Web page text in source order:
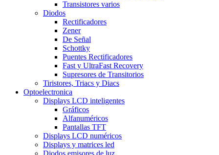
Transistores varios
Diodos
Rectificadores
Zener
De Señal
Schottky
Puentes Rectificadores
Fast y UltraFast Recovery
Supresores de Transitorios
Tiristores, Triacs y Diacs
Optoelectronica
Displays LCD inteligentes
Gráficos
Alfanuméricos
Pantallas TFT
Displays LCD numéricos
Displays y matrices led
Diodos emisores de luz